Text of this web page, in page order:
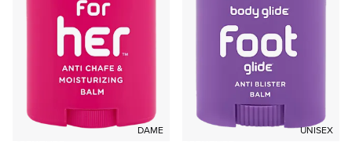
DAME
UNISEX